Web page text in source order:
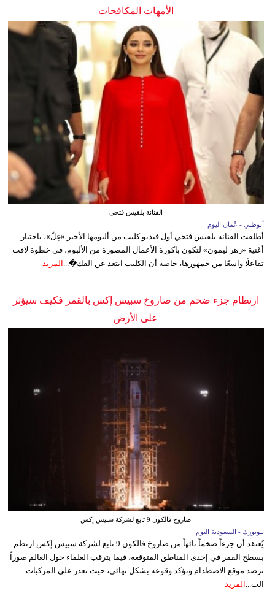
الأمهات المكافحات
الفنانة بلقيس فتحي
أبوظبي - عُمان اليوم
أطلقت الفنانة بلقيس فتحي أول فيديو كليب من ألبومها الأخير «غِلّ»، باختيار
أغنية «زهر ليمون» لتكون باكورة الأعمال المصورة من الألبوم، في خطوة لاقت
تفاعلًا واسعًا من جمهورها، خاصة أن الكليب ابتعد عن الفك�...
المزيد
ارتطام جزء ضخم من صاروخ سبيس إكس بالقمر فكيف سيؤثر
على الأرض
صاروخ فالكون 9 تابع لشركة سبيس إكس
نيويورك - السعودية اليوم
يُعتقد أن جزءاً ضخماً تائهاً من صاروخ فالكون 9 تابع لشركة سبيس إكس ارتطم
بسطح القمر في إحدى المناطق المتوقعة، فيما يترقب العلماء حول العالم صوراً
ترصد موقع الاصطدام وتؤكد وقوعه بشكل نهائي، حيث تعذر على المركبات
الت... المزيد